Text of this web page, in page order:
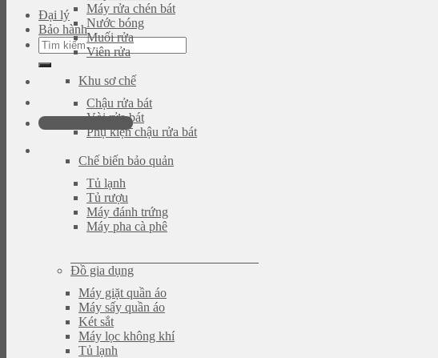
Đại lý
Bảo hành
Tìm
kiếm:
0946.480.580
Máy rửa chén bát
Nước bóng
Muối rửa
Viên rửa
Khu sơ chế
Chậu rửa bát
Vòi rửa bát
Phụ kiện chậu rửa bát
Chế biến bảo quản
Tủ lạnh
Tủ rượu
Máy đánh trứng
Máy pha cà phê
Đồ gia dụng
Máy giặt quần áo
Máy sấy quần áo
Két sắt
Máy lọc không khí
Tủ lạnh